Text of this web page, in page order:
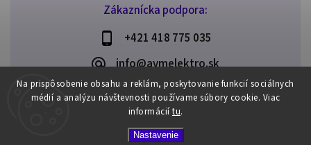
Na prispôsobenie obsahu a reklám, poskytovanie funkcií sociálnych
médií a analýzu návštevnosti používame súbory cookie. Viac
informácií tu.
Nastavenie
Zákaznícka podpora:
+421 418 775 035
info@avmelektro.sk
AVM elektro. Všetky práva vyhradené.